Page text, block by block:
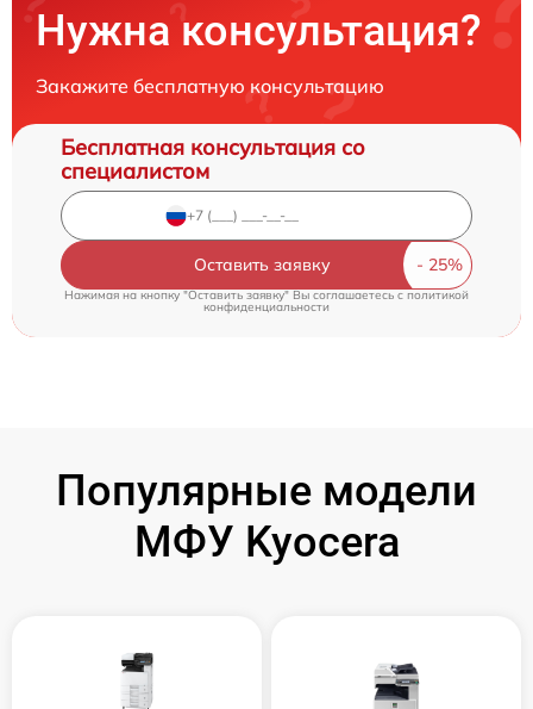
Нужна консультация?
Закажите бесплатную консультацию
Бесплатная консультация со
специалистом
Оставить заявку
Нажимая на кнопку "Оставить заявку" Вы соглашаетесь cполитикой
конфиденциальности
Популярные модели
МФУ Kyocera